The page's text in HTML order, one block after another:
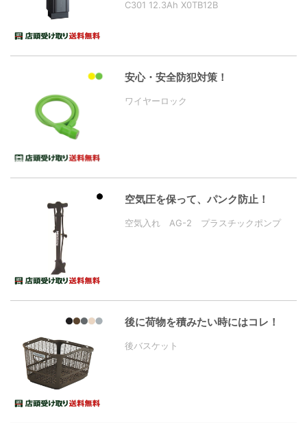
C301 12.3Ah X0TB12B
安心・安全防犯対策！
ワイヤーロック
空気圧を保って、パンク防止！
空気入れ AG-2 プラスチックポンプ
後に荷物を積みたい時にはコレ！
後バスケット